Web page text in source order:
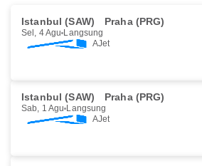
Istanbul (SAW) Praha (PRG)
Sel, 4 Agu Langsung
AJet
Istanbul (SAW) Praha (PRG)
Sab, 1 Agu Langsung
AJet